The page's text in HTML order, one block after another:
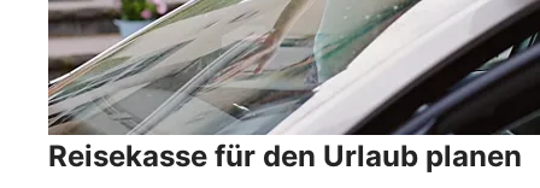
Reisekasse für den Urlaub planen